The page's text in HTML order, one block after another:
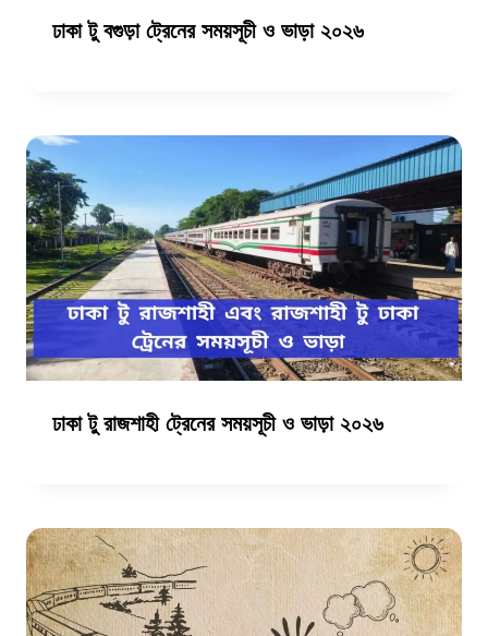
ঢাকা টু বগুড়া ট্রেনের সময়সূচী ও ভাড়া ২০২৬
ঢাকা টু রাজশাহী ট্রেনের সময়সূচী ও ভাড়া ২০২৬